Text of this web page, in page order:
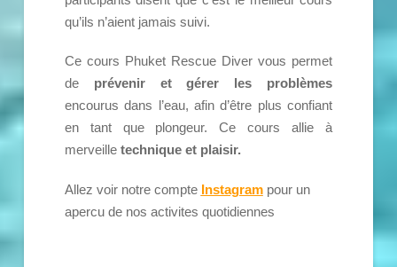
qu’ils n’aient jamais suivi.
Ce cours Phuket Rescue Diver vous permet
de prévenir et gérer les problèmes
encourus dans l’eau, afin d’être plus confiant
en tant que plongeur. Ce cours allie à
merveille technique et plaisir.
Allez voir notre compte Instagrampour un
apercu de nos activites quotidiennes